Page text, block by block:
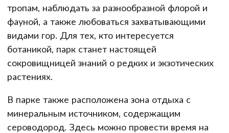
тропам, наблюдать за разнообразной флорой и
фауной, а также любоваться захватывающими
видами гор. Для тех, кто интересуется
ботаникой, парк станет настоящей
сокровищницей знаний о редких и экзотических
растениях.
В парке также расположена зона отдыха с
минеральным источником, содержащим
сероводород. Здесь можно провести время на